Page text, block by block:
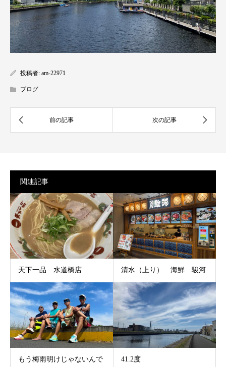
投稿者: am-22971
ブログ
関連記事
天下一品 水道橋店 清水（上り） 海鮮 駿河
もう梅雨明けじゃないんで
41.2度